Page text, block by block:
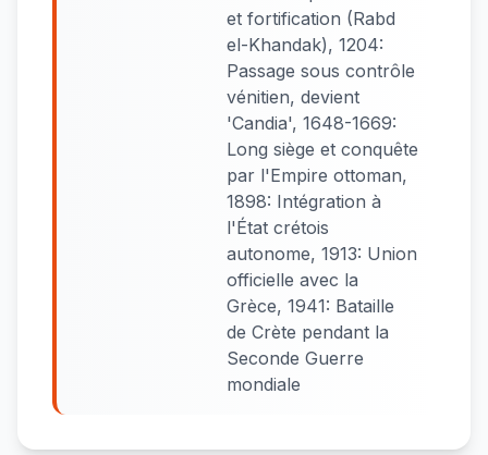
et fortification (Rabd
el-Khandak), 1204:
Passage sous contrôle
vénitien, devient
'Candia', 1648-1669:
Long siège et conquête
par l'Empire ottoman,
1898: Intégration à
l'État crétois
autonome, 1913: Union
officielle avec la
Grèce, 1941: Bataille
de Crète pendant la
Seconde Guerre
mondiale